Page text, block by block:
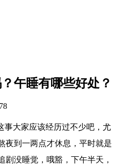
午睡有哪些好处？
事大家应该经历过不少吧，尤
夜到一两点才休息，平时就是
没睡觉，哦豁，下午半天，